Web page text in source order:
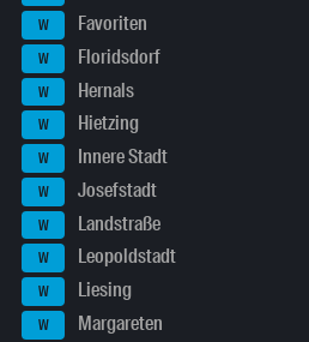
W Favoriten
W Floridsdorf
W Hernals
W Hietzing
W Innere Stadt
W Josefstadt
W Landstraße
W Leopoldstadt
W Liesing
W Margareten